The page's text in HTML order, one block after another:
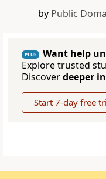
by Public
PLUS
Want help
Explore trusted
Discoverdeeper
Start 7-day free